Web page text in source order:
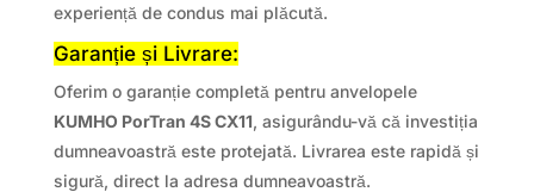
experiență de condus mai plăcută.
Garanție și Livrare:
Oferim o garanție completă pentru anvelopele
KUMHO PorTran 4S CX11, asigurându-vă că investiția
dumneavoastră este protejată. Livrarea este rapidă și
sigură, direct la adresa dumneavoastră.